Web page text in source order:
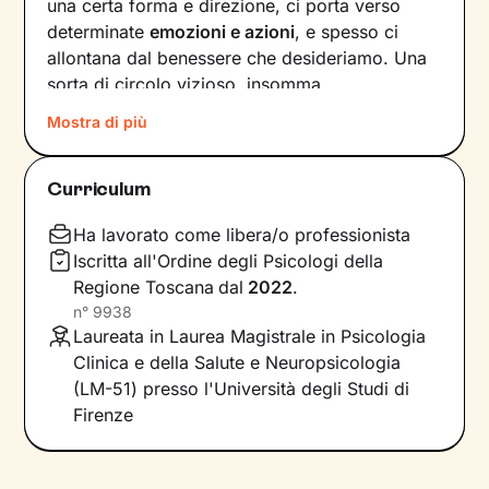
una certa forma e direzione, ci porta verso
determinateemozioni e azioni, e spesso ci
allontana dal benessere che desideriamo. Una
sorta di circolo vizioso, insomma.
Si può interrompere questo circuito,
innescando uncambiamento che porti a una
maggiore serenità
comportamenti che lo generano.
Il mio compito sarà quello di accompagnarti in
questo processo, aiutandoti prima di tutto a
diventareconsapevole di tutto quelloche
influenza l’interpretazione degli eventi della tua
vita. Ti insegnerò apotenziare le tue risorse
acquisire nuove abilità e raggiungere obiettivi
con i tuoi bisogni e valori.
Mostra di più
Curriculum
Ha lavorato come libera/o professionista
Iscritta all'Ordine degli Psicologi della
Regione Toscana dal 2022.
n° 9938
Laureata in Laurea Magistrale in Psicologia
Clinica e della Salute e Neuropsicologia
(LM-51) presso l'Università degli Studi di
Firenze